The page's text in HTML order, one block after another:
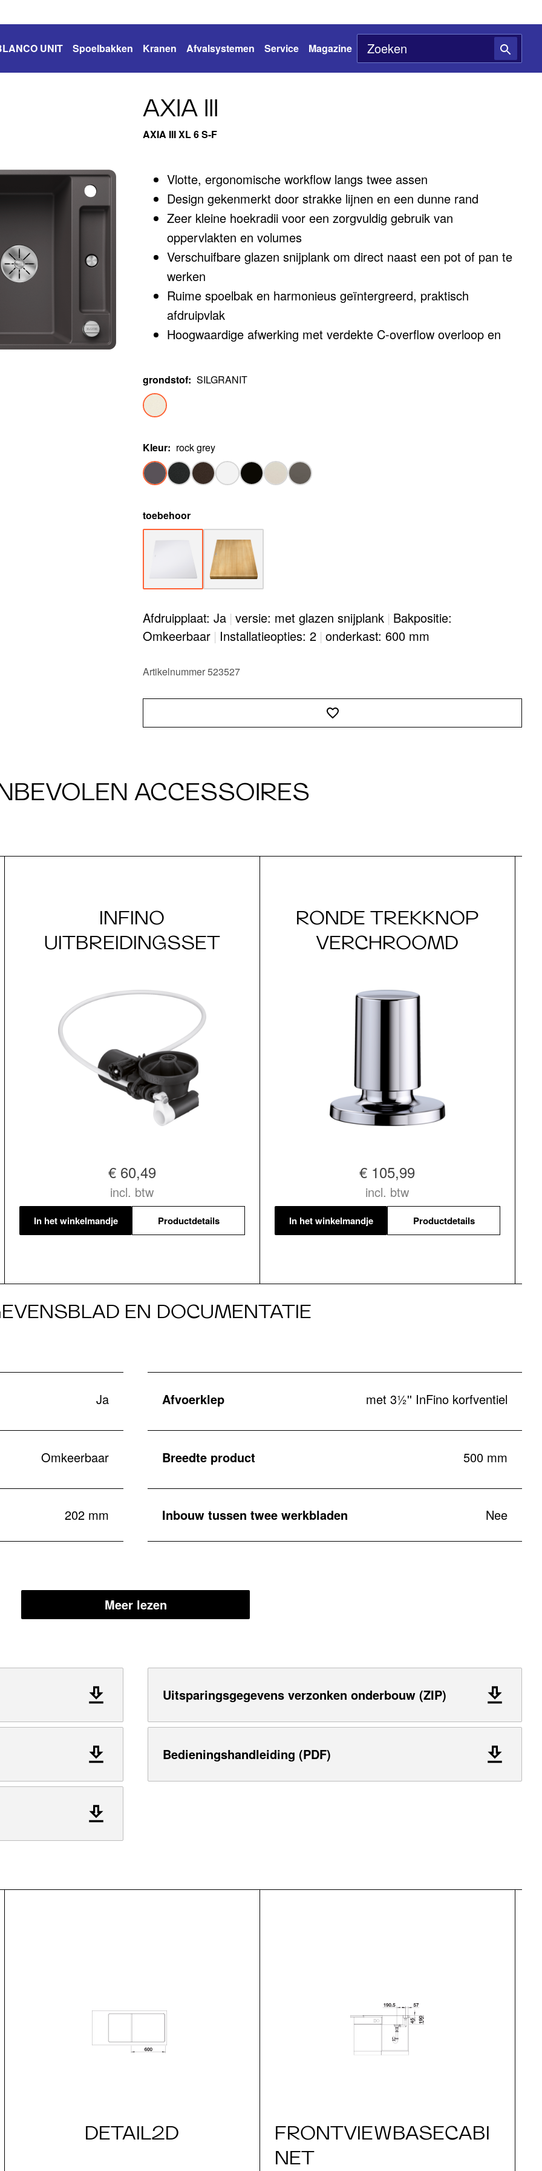
UNIT Spoelbakken Kranen Afvalsystemen Service Magazine
AXIA III
AXIA III XL 6 S-F
Vlotte, ergonomische workflow langs twee assen
Design gekenmerkt door strakke lijnen en een dunne rand
Zeer kleine hoekradii voor een zorgvuldig gebruik van
oppervlakten en volumes
Verschuifbare glazen snijplank om direct naast een pot of pan te
werken
Ruime spoelbak en harmonieus geïntergreerd, praktisch
afdruipvlak
Hoogwaardige afwerking met verdekte C-overflow overloop en
onderhoudsvriendelijk
grondstof: SILGRANIT
Kleur: rock grey
toebehoor
Afdruipplaat: Ja | versie: met glazen snijplank | Bakpositie:
Omkeerbaar | Installatieopties: 2 | onderkast: 600 mm
Artikelnummer 523527
ACCESSOIRES
INFINO
UITBREIDINGSSET
€ 60,49
incl. btw
In het winkelmandje Productdetails
RONDE TREKKNOP
VERCHROOMD
€ 105,99
incl. btw
In het winkelmandje Productdetails
EN DOCUMENTATIE
Ja Afvoerklep met 3½'' InFino korfventiel
Omkeerbaar Breedte product 500 mm
202 mm Inbouw tussen twee werkbladen Nee
Meer lezen
Uitsparingsgegevens verzonken onderbouw (ZIP)
Bedieningshandleiding (PDF)
DETAIL2D
FRONTVIEWBASECABI
NET